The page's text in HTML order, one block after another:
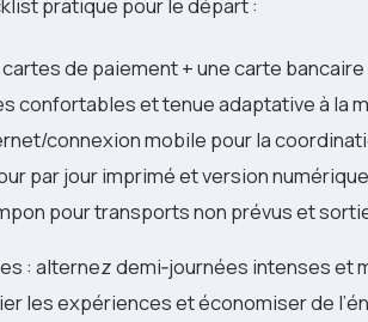
de paiement + une carte
confortables et tenue adaptative à la
connexion mobile pour la
par jour imprimé et version
pour transports non prévus et
: alternez demi‑journées intenses
les expériences et économiser de